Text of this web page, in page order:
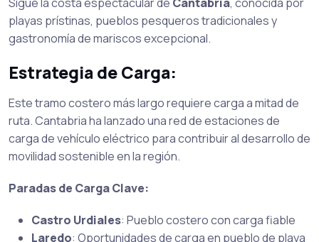
playas prístinas, pueblos pesqueros tradicionales y
gastronomía de mariscos excepcional.
Estrategia de Carga:
Este tramo costero más largo requiere carga a mitad de
ruta. Cantabria ha lanzado una red de estaciones de
carga de vehículo eléctrico para contribuir al desarrollo de
movilidad sostenible en la región.
Paradas de Carga Clave:
Castro Urdiales: Pueblo costero con carga fiable
Laredo: Oportunidades de carga en pueblo de playa